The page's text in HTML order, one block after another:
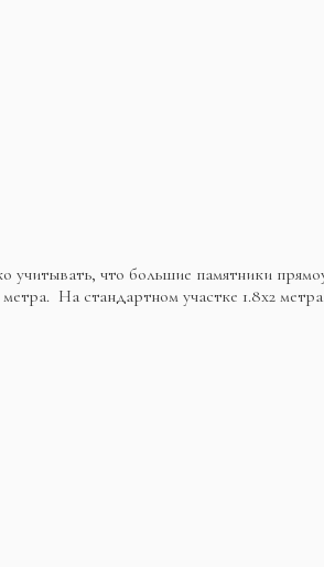
учитывать, что большие памятники
На стандартном участке 1.8х2